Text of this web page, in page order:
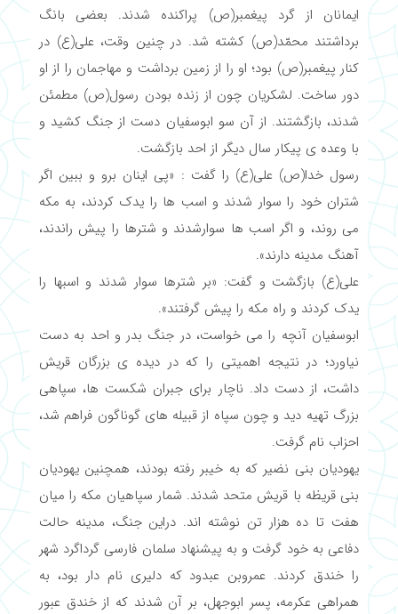
ایمانان از گرد پیغمبر(ص) پراکنده شدند. بعضی بانگ
برداشتند محمّد(ص) کشته شد. در چنین وقت، علی(ع) در
کنار پیغمبر(ص) بود؛ او را از زمین برداشت و مهاجمان را از او
دور ساخت. لشکریان چون از زنده بودن رسول(ص) مطمئن
شدند، بازگشتند. از آن سو ابوسفیان دست از جنگ کشید و
با وعده ی پیکار سال دیگر از احد بازگشت.
رسول خدا(ص) علی(ع) را گفت : «پی اینان برو و ببین اگر
شتران خود را سوار شدند و اسب ها را یدک کردند، به مکه
می روند، و اگر اسب ها سوارشدند و شترها را پیش راندند،
آهنگ مدینه دارند».
علی(ع) بازگشت و گفت: «بر شترها سوار شدند و اسبها را
یدک کردند و راه مکه را پیش گرفتند».
ابوسفیان آنچه را می خواست، در جنگ بدر و احد به دست
نیاورد؛ در نتیجه اهمیتی را که در دیده ی بزرگان قریش
داشت، از دست داد. ناچار برای جبران شکست ها، سپاهی
بزرگ تهیه دید و چون سپاه از قبیله های گوناگون فراهم شد،
احزاب نام گرفت.
یهودیان بنی نضیر که به خیبر رفته بودند، همچنین یهودیان
بنی قریظه با قریش متحد شدند. شمار سپاهیان مکه را میان
هفت تا ده هزار تن نوشته اند. دراین جنگ، مدینه حالت
دفاعی به خود گرفت و به پیشنهاد سلمان فارسی گرداگرد شهر
را خندق کردند. عمروبن عبدود که دلیری نام دار بود، به
همراهی عکرمه، پسر ابوجهل، بر آن شدند که از خندق عبور